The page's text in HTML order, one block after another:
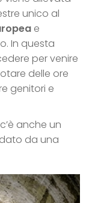
unico al
e
In questa
per venire
delle ore
genitori e
anche un
da una